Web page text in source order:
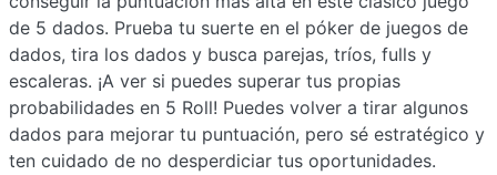
de 5 dados. Prueba tu suerte en el póker de juegos de
dados, tira los dados y busca parejas, tríos, fulls y
escaleras. ¡A ver si puedes superar tus propias
probabilidades en 5 Roll! Puedes volver a tirar algunos
dados para mejorar tu puntuación, pero sé estratégico y
ten cuidado de no desperdiciar tus oportunidades.